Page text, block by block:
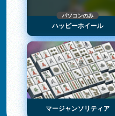
パソコンのみ
ハッピーホイール
マージャンソリティア